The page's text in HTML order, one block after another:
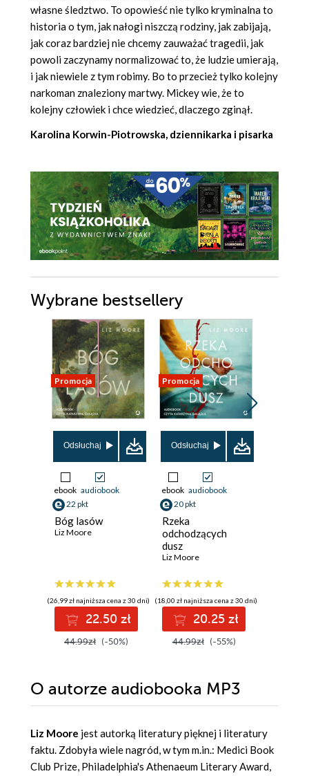
własne śledztwo. To opowieść nie tylko kryminalna to
historia o tym, jak nałogi niszczą rodziny, jak zabijają,
jak coraz bardziej nie chcemy zauważać tragedii, jak
powoli zaczynamy normalizować to, że ludzie umierają,
i jak niewiele z tym robimy. Bo to przecież tylko kolejny
narkoman znaleziony martwy. Mickey wie, że to
kolejny człowiek i chce wiedzieć, dlaczego zginął.
Karolina Korwin-Piotrowska, dziennikarka i pisarka
Wybrane bestsellery
Promocja
Odsłuchaj
ebook audiobook
22 pkt
Bóg lasów
Liz Moore
(26,99 zł najniższa cena z 30 dni)
22.50 zł
44.99zł (-50%)
Promocja
Odsłuchaj
ebook audiobook
20 pkt
Rzeka
odchodzących
dusz
Liz Moore
(18,00 zł najniższa cena z 30 dni)
20.25 zł
44.99zł (-55%)
O autorze audiobooka MP3
Liz Moore jest autorką literatury pięknej i literatury
faktu. Zdobyła wiele nagród, w tym m.in.: Medici Book
Club Prize, Philadelphia's Athenaeum Literary Award,